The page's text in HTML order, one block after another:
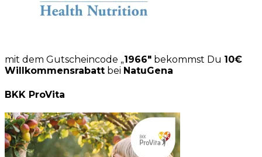
mit dem Gutscheincode „1966″ bekommst Du 10€
Willkommensrabatt bei NatuGena
BKK ProVita